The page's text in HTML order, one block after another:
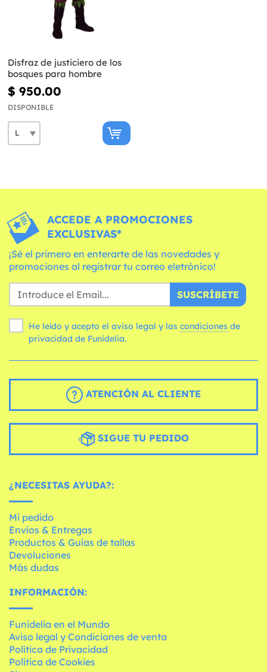
Disfraz de justiciero de los
bosques para hombre
$ 950.00
DISPONIBLE
ACCEDE A PROMOCIONES
EXCLUSIVAS*
¡Sé el primero en enterarte de las novedades y
promociones al registrar tu correo eletrónico!
SUSCRÍBETE
He leído y acepto el aviso legal y las condiciones
privacidad de Funidelia.
ATENCIÓN AL CLIENTE
SIGUE TU PEDIDO
¿NECESITAS AYUDA?:
Mi pedido
Envíos & Entregas
Productos & Guías de tallas
Devoluciones
Más dudas
INFORMACIÓN:
Funidelia en el Mundo
Aviso legal y Condiciones de venta
Política de Privacidad
Política de Cookies